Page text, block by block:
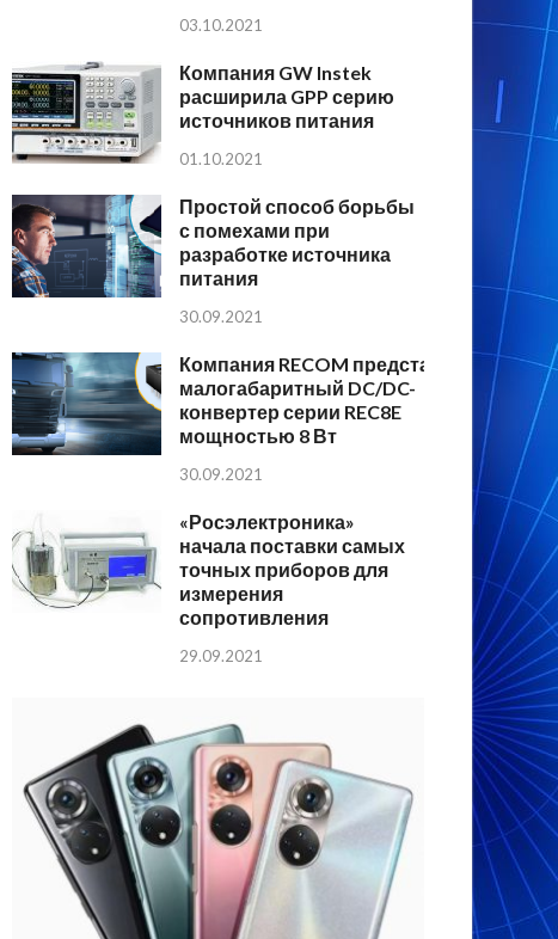
03.10.2021
Компания GW Instek
расширила GPP серию
источников питания
01.10.2021
Простой способ борьбы
с помехами при
разработке источника
питания
30.09.2021
Компания RECOM представляет
малогабаритный DC/DC-
конвертер серии REC8E
мощностью 8 Вт
30.09.2021
«Росэлектроника»
начала поставки самых
точных приборов для
измерения
сопротивления
29.09.2021